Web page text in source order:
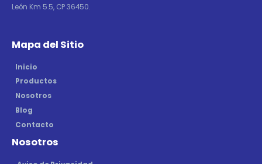
León Km 5.5, CP 36450.
Mapa del Sitio
Inicio
Productos
Nosotros
Blog
Contacto
Nosotros